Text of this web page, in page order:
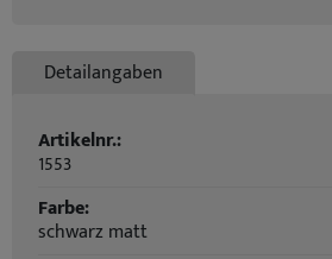
Detailangaben
Artikelnr.:
1553
Farbe:
schwarz matt